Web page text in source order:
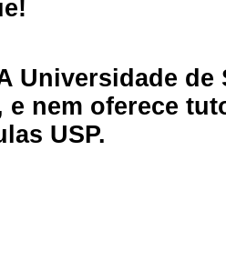
Universidade
e nem oferece
USP.